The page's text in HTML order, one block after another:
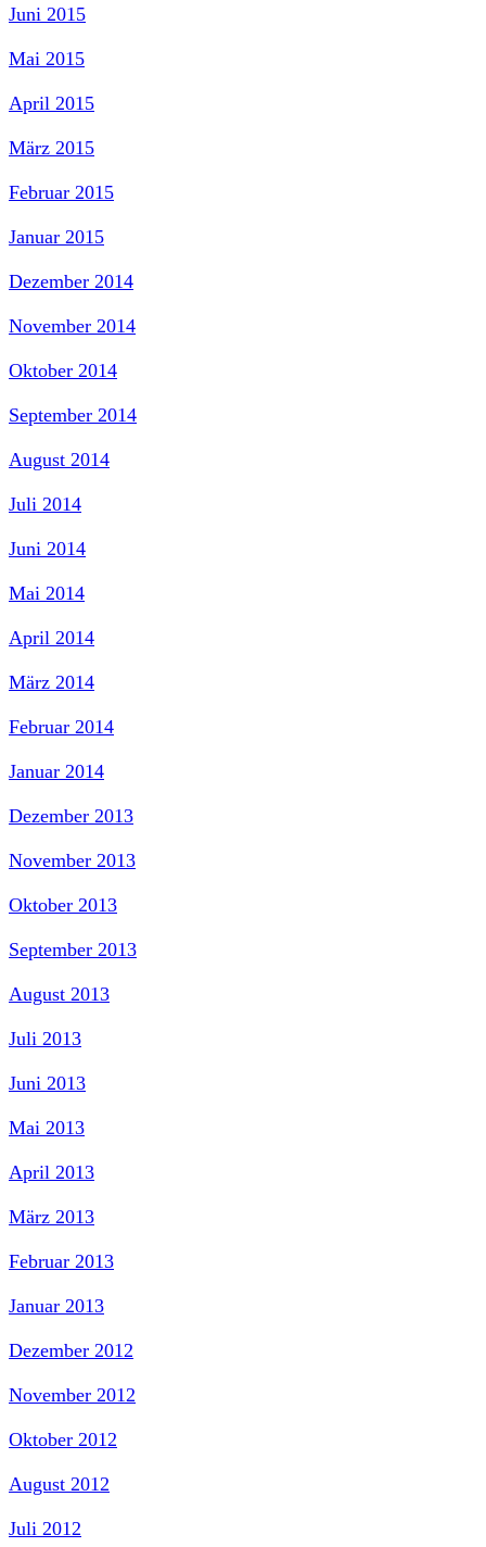
Juni 2015
Mai 2015
April 2015
März 2015
Februar 2015
Januar 2015
Dezember 2014
November 2014
Oktober 2014
September 2014
August 2014
Juli 2014
Juni 2014
Mai 2014
April 2014
März 2014
Februar 2014
Januar 2014
Dezember 2013
November 2013
Oktober 2013
September 2013
August 2013
Juli 2013
Juni 2013
Mai 2013
April 2013
März 2013
Februar 2013
Januar 2013
Dezember 2012
November 2012
Oktober 2012
August 2012
Juli 2012